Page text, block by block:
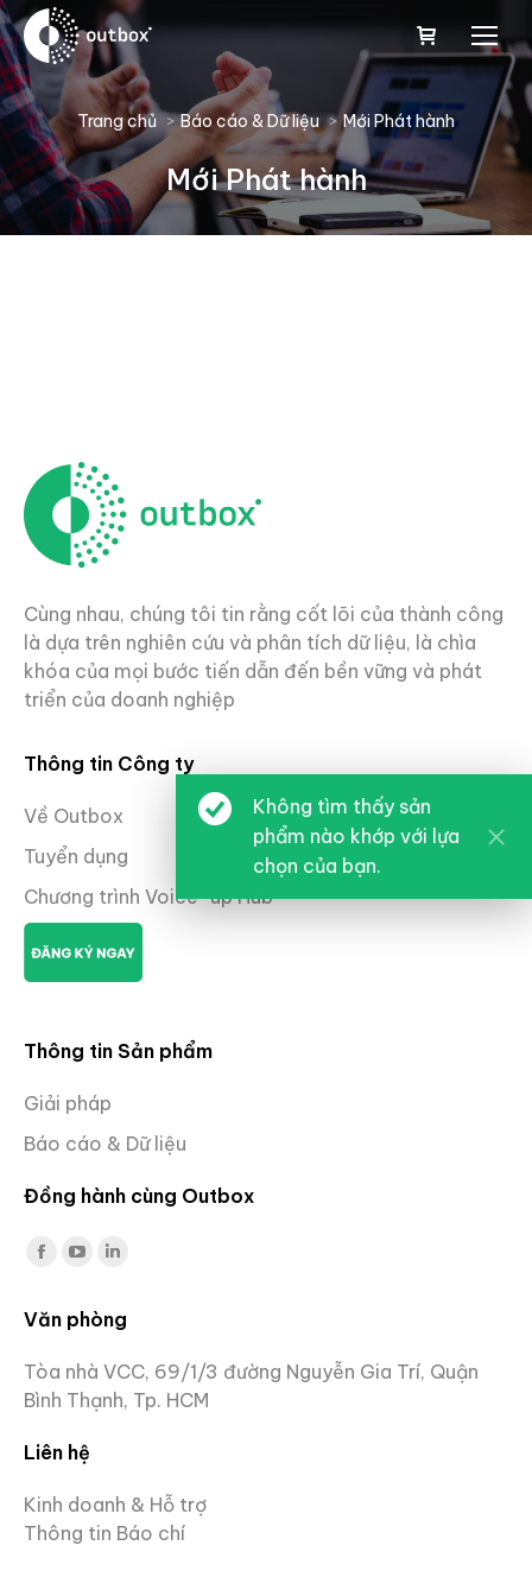
You are here:
Trang chủ Báo cáo & Dữ liệu Mới Phát hành
Mới Phát hành
Không tìm thấy sản
phẩm nào khớp với lựa
chọn của bạn.
Cùng nhau, chúng tôi tin rằng cốt lõi của thành công
là dựa trên nghiên cứu và phân tích dữ liệu, là chìa
khóa của mọi bước tiến dẫn đến bền vững và phát
triển của doanh nghiệp
Thông tin Công ty
Về Outbox
Tuyển dụng
Chương trình Voice-up Hub
Thông tin Sản phẩm
Giải pháp
Báo cáo & Dữ liệu
Đồng hành cùng Outbox
Facebook
opens
in
new
window
YouTube
opens
in
new
window
Linkedin
opens
new
Văn phòng
Tòa nhà VCC, 69/1/3 đường Nguyễn Gia Trí, Quận
Bình Thạnh, Tp. HCM
Liên hệ
Kinh doanh & Hỗ trợ
Thông tin Báo chí